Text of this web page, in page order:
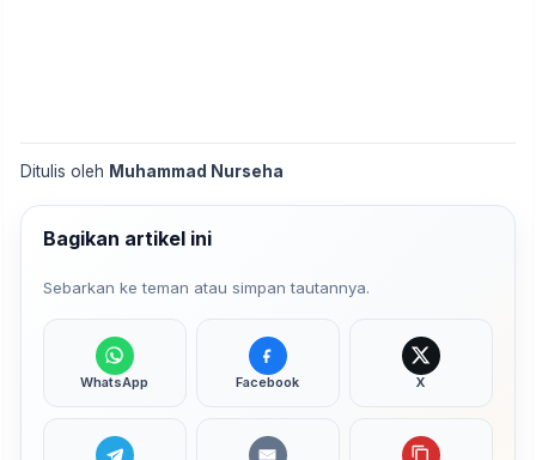
Ditulis oleh Muhammad Nurseha
Bagikan artikel ini
Sebarkan ke teman atau simpan tautannya.
WhatsApp Facebook X